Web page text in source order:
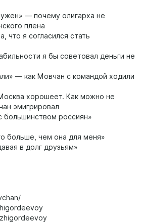
— почему олигарха не
плена
что я согласился стать
я бы советовал деньги не
— как Мовчан с командой ходили
хорошеет. Как можно не
эмигрировал
большинством россиян»
больше, чем она для меня»
в долг друзьям»